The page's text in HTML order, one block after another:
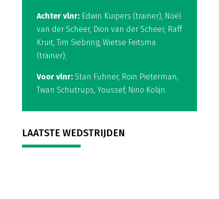
Achter vlnr:Edwin Kuipers (trainer), Noël
van der Scheer, Dion van der Scheer, Raff
Kruit, Tim Siebring, Wietse Feitsma
(trainer);
Voor vlnr:Stan Fuhner, Roin Pieterman,
Twan Schutrups, Youssef, Nino Kolijn.
LAATSTE WEDSTRIJDEN